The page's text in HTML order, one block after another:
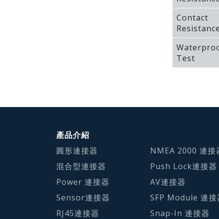
Contact
Test
產品介紹
圓形連接器
混合型連接器
Power 連接器
Sensor連接器
RJ45連接器
NMEA 2000 連接
Push Lock連接器
AV連接器
SFP Module 連接
Snap-In 連接器